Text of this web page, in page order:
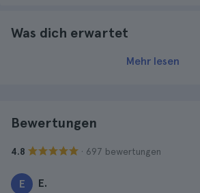
Was dich erwartet
Mehr lesen
Bewertungen
4.8 · 697 bewertungen
E E.